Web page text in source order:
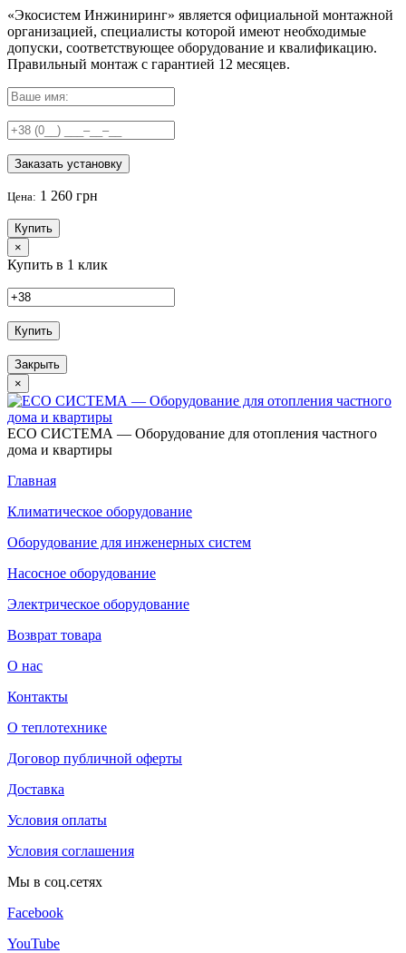
«Экосистем Инжиниринг» является официальной монтажной
организацией, специалисты которой имеют необходимые
допуски, соответствующее оборудование и квалификацию.
Правильный монтаж с гарантией 12 месяцев.
Заказать установку
Цена: 1 260 грн
Купить
×
Купить в 1 клик
Купить
Закрыть
×
ECO СИСТЕМА — Оборудование для отопления частного
дома и квартиры
Главная
Климатическое оборудование
Оборудование для инженерных систем
Насосное оборудование
Электрическое оборудование
Возврат товара
О нас
Контакты
О теплотехнике
Договор публичной оферты
Доставка
Условия оплаты
Условия соглашения
Мы в соц.сетях
Facebook
YouTube